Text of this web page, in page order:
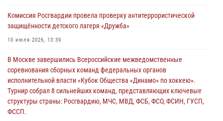
безопасности во время празднования Дня ВДВ
улицу Труда
31 июля 2026, 13:53
В Санкт-Петербурге прошел окружной этап ежегодного
Всероссийского конкурса профессионального мастерства среди
сотрудников вневедомственной охраны Росгвардии, Псковские
Комиссия Росгвардии провела проверку антитеррористической
защищённости детского лагеря «Дружба»
10 июля 2026, 13:39
В Москве завершились Всероссийские межведомственные
соревнования сборных команд федеральных органов
исполнительной власти «Кубок Общества «Динамо» по хоккею».
Турнир собрал 8 сильнейших команд, представляющих ключевые
структуры страны: Росгвардию, МЧС, МВД, ФСБ, ФСО, ФСИН, ГУСП,
ФССП.